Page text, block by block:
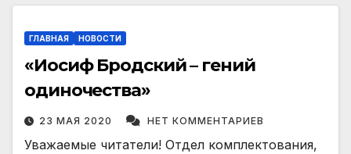
ГЛАВНАЯ НОВОСТИ
«Иосиф Бродский – гений
одиночества»
23 МАЯ 2020 НЕТ КОММЕНТАРИЕВ
Уважаемые читатели! Отдел комплектования,